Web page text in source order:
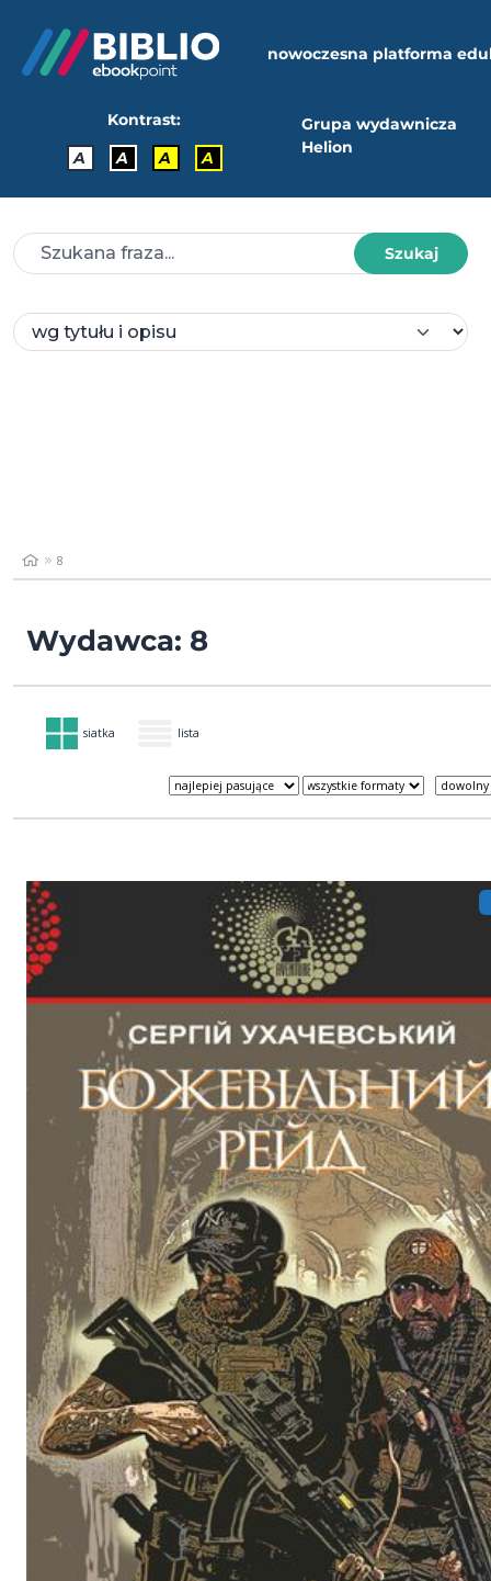
nowoczesna platforma
Kontrast:
A
A A A
Grupa wydawnicza
Helion
Szukaj
8
Wydawca: 8
siatka lista